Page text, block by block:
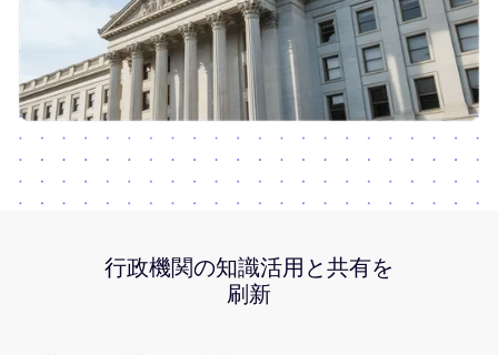
行政機関の知識活用と共有を
刷新